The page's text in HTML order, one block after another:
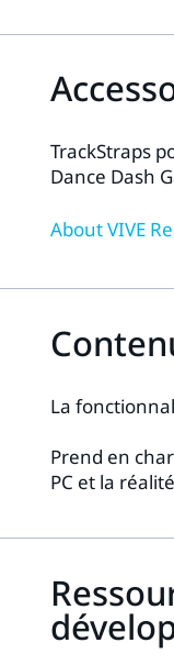
TrackStraps
Dance Dash
About VIVE
La
Prend en
PC et la